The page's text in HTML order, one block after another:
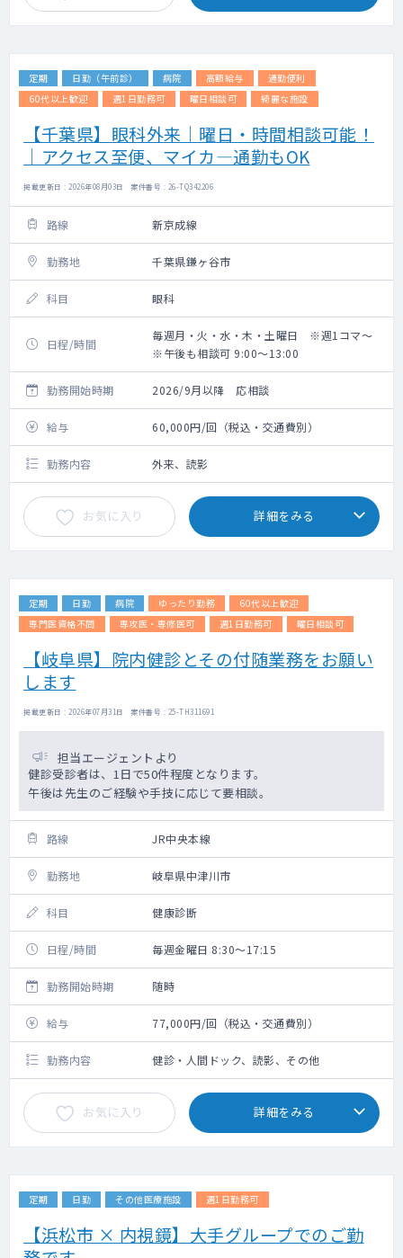
定期 日勤（午前診） 病院 高額給与
通勤便利
60代以上歓迎
週1日勤務可 曜日相談可 綺麗な施設
【千葉県】眼科外来｜曜日・時間相談可能！
｜アクセス至便、マイカ―通勤もOK
掲載更新日 : 2026年08月03日 案件番号 : 26-TQ342206
路線 新京成線
勤務地 千葉県鎌ヶ谷市
科目 眼科
日程/時間
毎週月・火・水・木・土曜日 ※週1コマ～
※午後も相談可 9:00～13:00
勤務開始時期 2026/9月以降 応相談
給与 60,000円/回（税込・交通費別）
勤務内容 外来、読影
お気に入り 詳細をみる
定期 日勤 病院 ゆったり勤務
60代以上歓迎
専門医資格不問
専攻医・専修医可 週1日勤務可 曜日相談可
【岐阜県】院内健診とその付随業務をお願い
します
掲載更新日 : 2026年07月31日 案件番号 : 25-TH311691
担当エージェントより
健診受診者は、1日で50件程度となります。
午後は先生のご経験や手技に応じて要相談。
路線 JR中央本線
勤務地 岐阜県中津川市
科目 健康診断
日程/時間 毎週金曜日 8:30～17:15
勤務開始時期 随時
給与 77,000円/回（税込・交通費別）
勤務内容 健診・人間ドック、読影、その他
お気に入り 詳細をみる
定期 日勤 その他医療施設 週1日勤務可
【浜松市 × 内視鏡】大手グループでのご勤